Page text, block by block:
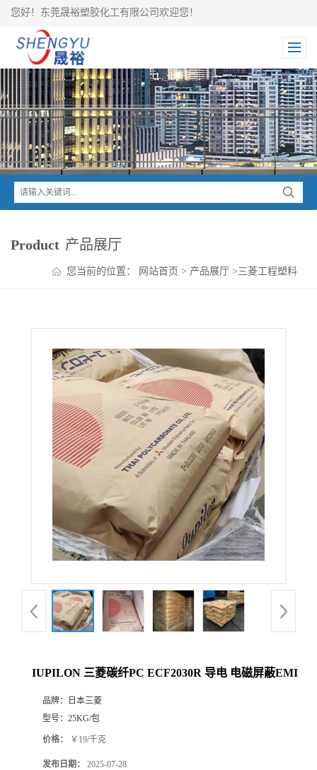
您好！东莞晟裕塑胶化工有限公司欢迎您！
Product 产品展厅
您当前的位置： 网站首页 > 产品展厅 >三菱工程塑料
IUPILON 三菱碳纤PC ECF2030R 导电 电磁屏蔽EMI
品牌：
日本三菱
型号： 25KG/包
价格： ￥19/千克
发布日期： 2025-07-28